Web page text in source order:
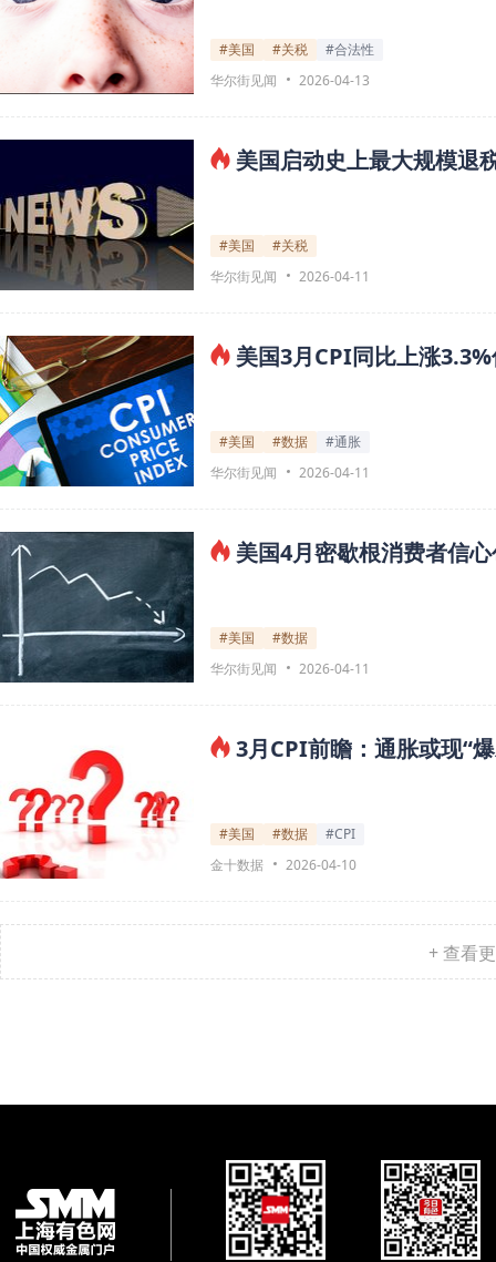
#美国 #关税
#合法性
华尔街见闻
2026-04-13
美国启动史上最大规模退
#美国
#关税
华尔街见闻
2026-04-11
美国3月CPI同比上涨
#美国 #数据
#通胀
华尔街见闻
2026-04-11
美国4月密歇根消费者信
#美国
#数据
华尔街见闻
2026-04-11
3月CPI前瞻：通胀或现“
#美国 #数据
#CPI
金十数据
2026-04-10
+ 查看